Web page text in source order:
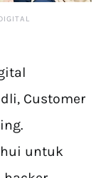
Customer
untuk